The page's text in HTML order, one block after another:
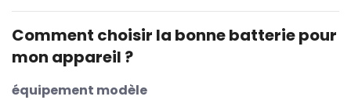
Comment choisir la bonne batterie pour
mon appareil ?
équipement modèle